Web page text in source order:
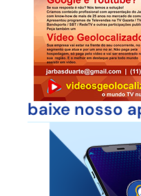
baixe nosso